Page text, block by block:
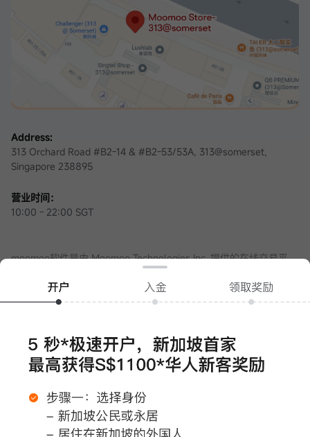
Address:
313 Orchard Road #B2-14 & #B2-53/53A, 313@somerset,
Singapore 238895
营业时间：
10:00 - 22:00 SGT
moomoo软件是由 Moomoo Technologies Inc. 提供的在线交易平
（认证编号：
）和主要支付机构牌照（认证编号：
PS20200617
）持有者Moomoo Financial Singapore Pte. Ltd.提
本网站不构成Moomoo Financial Singapore Pte. Ltd.向不符合法律
法规和相关要求允许的司法管辖区（例如中国或其他司法管辖区）
问本网站的风险，并且您有责任遵守当地法律。